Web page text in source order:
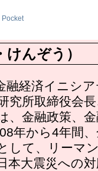
Pocket
んぞう）
融経済イニシ
究所取締役会
、金融政策、
年から4年間
して、リーマ
本大震災への